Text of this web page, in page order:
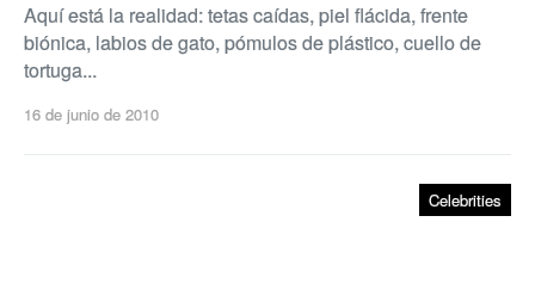
Aquí­ está la realidad: tetas caí­das, piel flácida, frente
biónica, labios de gato, pómulos de plástico, cuello de
tortuga...
16 de junio de 2010
Celebrities